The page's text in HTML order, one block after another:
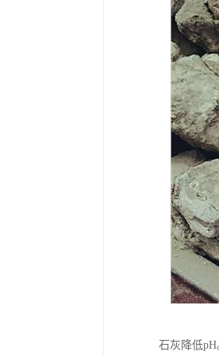
石灰降低pH